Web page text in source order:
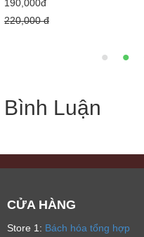
1,900,000 đ
Bình Luận
CỬA HÀNG
Store 1: Bách hóa tổng hợp